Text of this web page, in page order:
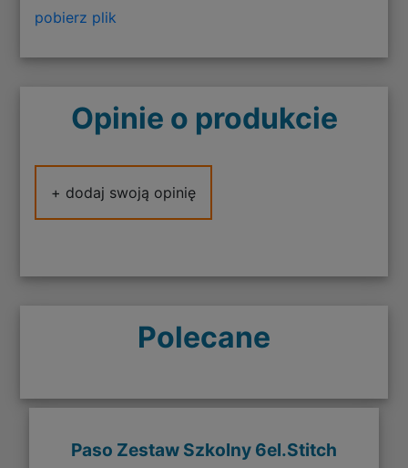
pobierz plik
Opinie o produkcie
+ dodaj swoją opinię
Polecane
Paso Zestaw Szkolny 6el.Stitch